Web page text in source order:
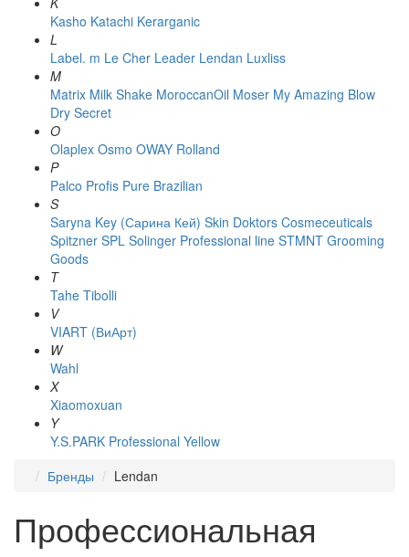
Kasho Katachi Kerarganic
L
Label. m Le Cher Leader Lendan Luxliss
M
Matrix Milk Shake MoroccanOil Moser My Amazing Blow
Dry Secret
O
Olaplex Osmo OWAY Rolland
P
Palco Profis Pure Brazilian
S
Saryna Key (Сарина Кей) Skin Doktors Cosmeceuticals
Spitzner SPL Solinger Professional line STMNT Grooming
Goods
T
Tahe Tibolli
V
VIART (ВиАрт)
W
Wahl
X
Xiaomoxuan
Y
Y.S.PARK Professional Yellow
Бренды
Lendan
Профессиональная